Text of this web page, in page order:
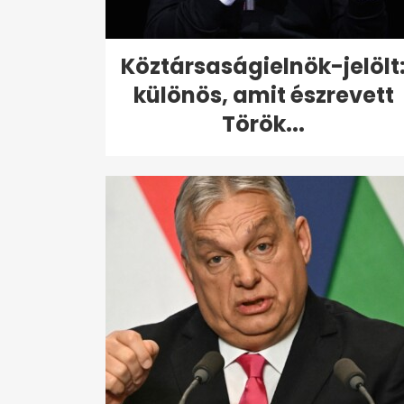
Köztársaságielnök-jelölt:
különös, amit észrevett
Török...